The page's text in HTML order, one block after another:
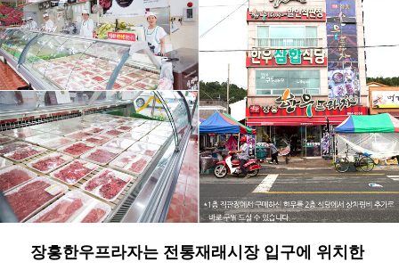
장흥한우프라자는 전통재래시장 입구에 위치한